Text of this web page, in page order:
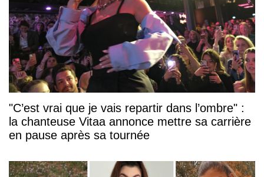
"C’est vrai que je vais repartir dans l’ombre" :
la chanteuse Vitaa annonce mettre sa carrière
en pause après sa tournée